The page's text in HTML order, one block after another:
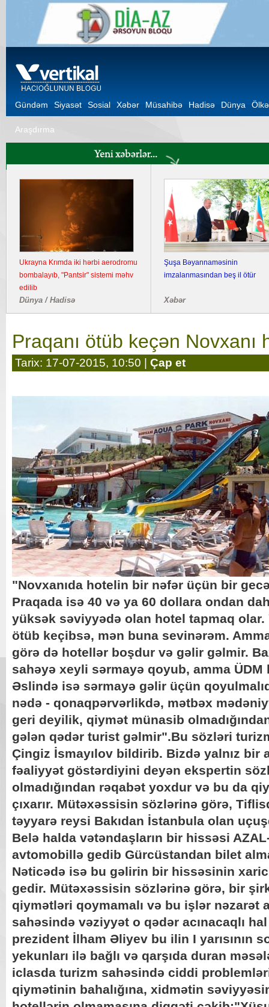
Gündəm Siyasət Sosial Xəbər Müsahibə Hadisə Dünya Ölkə
Araşdırma
Ukrayna Krımda iki hərbi aerodromu
bombalayıb, "Pantsir" sistemi məhv
edilib
Dünya / Hadisə
Şuşa Bəyannaməsinin
imzalanmasından beş il ötür
Xəbər
Praqanı ötüb keçən Novxanı
Tarix: 17-07-2015, 10:50 | Çap et
"Novxanıda hotelin bir nəfər üçün bir
Praqada isə 40 və ya 60 dollara ondan
yüksək səviyyədə olan hotel tapmaq olar.
ötüb keçibsə, mən buna sevinərəm.
görə də hotellər boşdur və gəlir gəlmir.
sahəyə xeyli sərmayə qoyub, amma ÜDM
Əslində isə sərmayə gəlir üçün
nədə - qonaqpərvərlikdə, mətbəx
geri deyilik, qiymət münasib
gələn qədər turist gəlmir".Bu sözləri
Çingiz İsmayılov bildirib. Bizdə yalnız bir
fəaliyyət göstərdiyini deyən ekspertin
olmadığından rəqabət yoxdur və bu da
çıxarır. Mütəxəssisin sözlərinə görə,
təyyarə reysi Bakıdan İstanbula olan
Belə halda vətəndaşların bir hissəsi
avtomobillə gedib Gürcüstandan bilet
Nəticədə isə bu gəlirin bir hissəsinin
gedir. Mütəxəssisin sözlərinə görə, bir
qiymətləri qoymamalı və bu işlər nəzarət
sahəsində vəziyyət o qədər acınacaqlı
prezident İlham Əliyev bu ilin I yarısının
yekunları ilə bağlı və qarşıda duran
iclasda turizm sahəsində ciddi
qiymətinin bahalığına, xidmətin